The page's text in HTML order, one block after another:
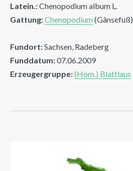
Latein.:Chenopodium album L.
Gattung:Chenopodium (Gänsefuß)
Fundort:Sachsen, Radeberg
Funddatum:07.06.2009
Erzeugergruppe:(Hom.) Blattlaus